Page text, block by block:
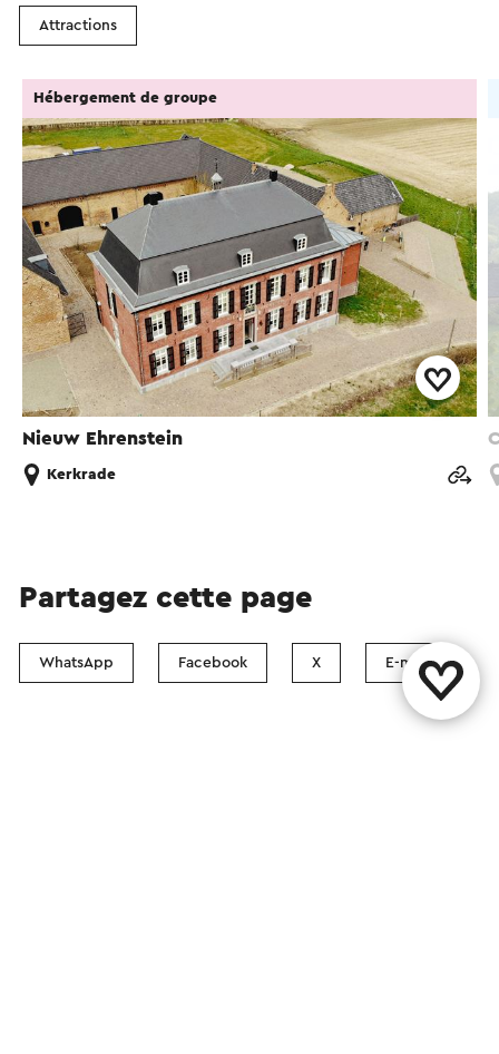
Attractions
Nieuw Ehrenstein
Hébergement de groupe
Kerkrade
Partagez cette page
WhatsApp Facebook X E-mail